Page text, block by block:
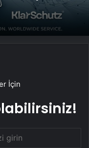
Akıllı Dijital
İçin